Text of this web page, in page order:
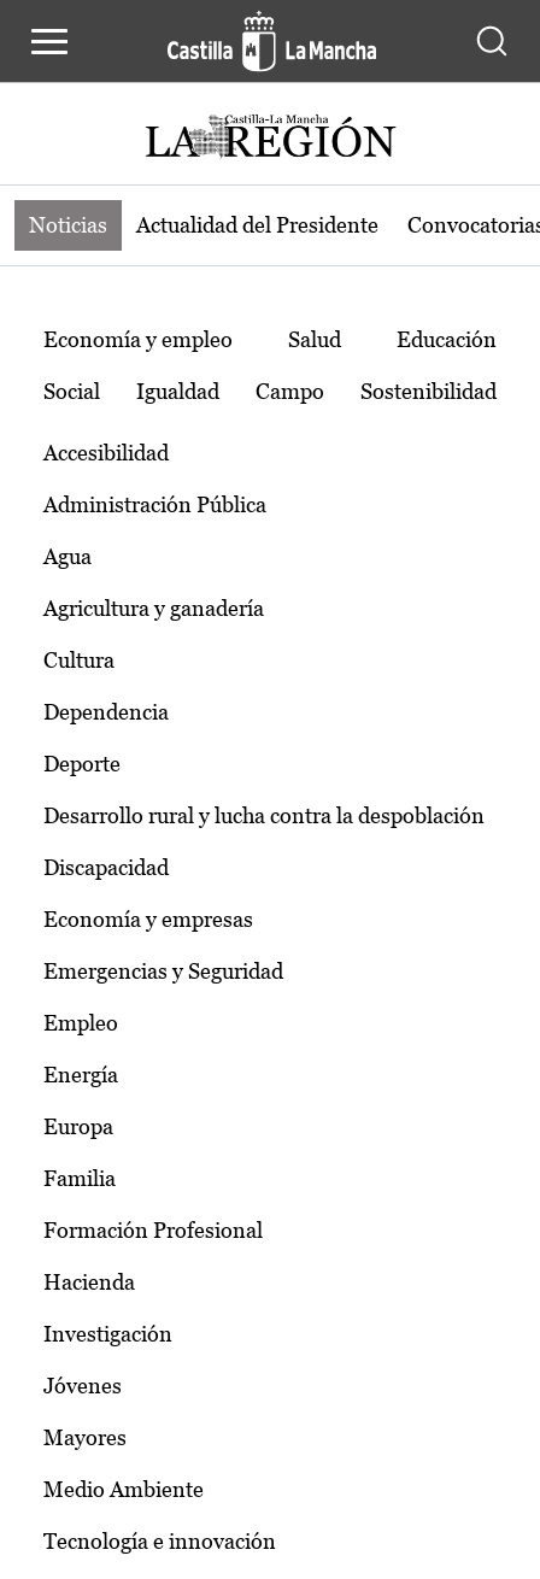
Noticias de la región de Castilla-La
Noticias Actualidad del Presidente
Temas
Economía y empleo Salud Educación
Social Igualdad Campo Sostenibilidad
Accesibilidad
Administración Pública
Agua
Agricultura y ganadería
Cultura
Dependencia
Deporte
Desarrollo rural y lucha contra la despoblación
Discapacidad
Economía y empresas
Emergencias y Seguridad
Empleo
Energía
Europa
Familia
Formación Profesional
Hacienda
Investigación
Jóvenes
Mayores
Medio Ambiente
Tecnología e innovación